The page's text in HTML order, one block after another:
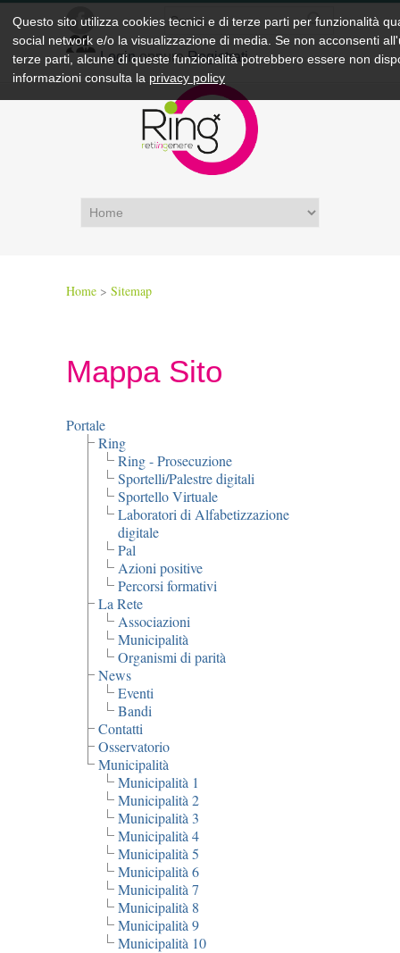
Questo sito utilizza cookies tecnici e di terze parti per funzionalità
social network e/o la visualizzazione di media. Se non acconsenti
terze parti, alcune di queste funzionalità potrebbero essere non
informazioni consulta la privacy policy
LoginoppureRegistrati
Home > Sitemap
Mappa Sito
Portale
Ring
Ring - Prosecuzione
Sportelli/Palestre digitali
Sportello Virtuale
Laboratori di Alfabetizzazione
digitale
Pal
Azioni positive
Percorsi formativi
La Rete
Associazioni
Municipalità
Organismi di parità
News
Eventi
Bandi
Contatti
Osservatorio
Municipalità
Municipalità 1
Municipalità 2
Municipalità 3
Municipalità 4
Municipalità 5
Municipalità 6
Municipalità 7
Municipalità 8
Municipalità 9
Municipalità 10